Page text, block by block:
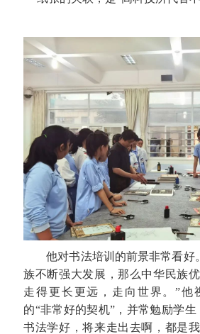
他对书法培训的前景非常看好
族不断强大发展，那么中华民族
走得更长更远，走向世界。”他
的“非常好的契机”，并常勉励学
书法学好，将来走出去啊，都是